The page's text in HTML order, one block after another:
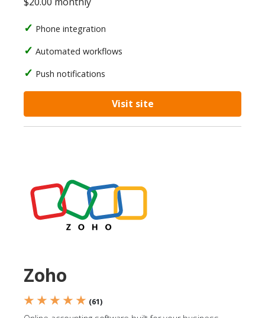
Phone integration
Automated workflows
Push notifications
Visit site
Zoho
★ ★ ★ ★ ★ (61)